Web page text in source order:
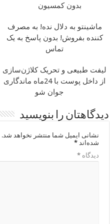
بدون کمسیون
ماشینتو به دلال نده! به مصرف
کننده بفروش! بدون پاسخ به یک
تماس
لیفت طبیعی و تحریک کلاژن‌سازی
از داخل پوست با 24ماه ماندگاری
جوان شو
دیدگاهتان را بنویسید
نشانی ایمیل شما منتشر نخواهد شد.
شده‌اند*
دیدگاه*